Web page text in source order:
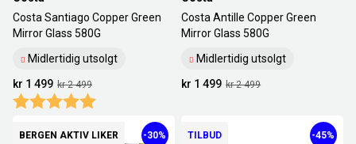
Costa Santiago Copper Green
Mirror Glass 580G
Midlertidig utsolgt
kr 2 499
kr 1 499
Karakter:
Costa Antille Copper Green
Mirror Glass 580G
Midlertidig utsolgt
kr 2 499
kr 1 499
BERGEN AKTIV LIKER -30% TILBUD -45%